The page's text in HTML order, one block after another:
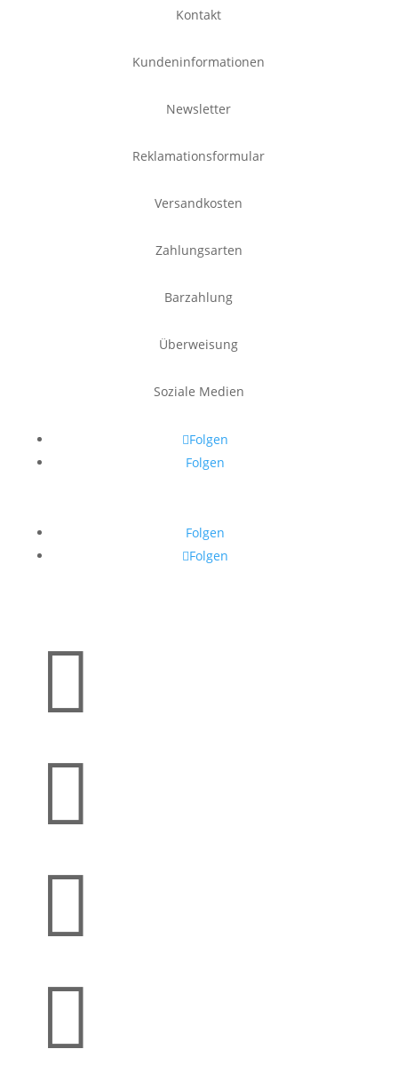
Kontakt
Kundeninformationen
Newsletter
Reklamationsformular
Versandkosten
Zahlungsarten
Barzahlung
Überweisung
Soziale Medien
Folgen
Folgen
Folgen
Folgen



